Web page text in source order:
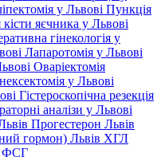
у Львові Пункція
яєчника у Львові
гінекологія у
Лапаротомія у Львові
Оваріектомія
у Львові
Гістероскопічна резекція
аналізи у Львові
Прогестерон Львів
гормон) Львів ХГЛ
ФСГ